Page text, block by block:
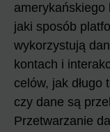
amerykańskiego
jaki sposób
wykorzystują
kontach i
celów, jak
czy dane są
Przetwarzanie